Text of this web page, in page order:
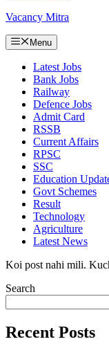
Vacancy Mitra
Menu
Latest Jobs
Bank Jobs
Railway
Defence Jobs
Admit Card
RSSB
Current Affairs
RPSC
SSC
Education
Govt Schemes
Result
Technology
Agriculture
Latest News
Koi post nahi mili.
Search
Recent Posts